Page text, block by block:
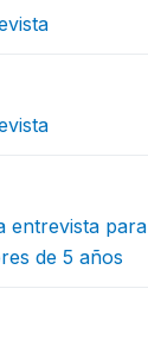
entrevista para
de 5 años